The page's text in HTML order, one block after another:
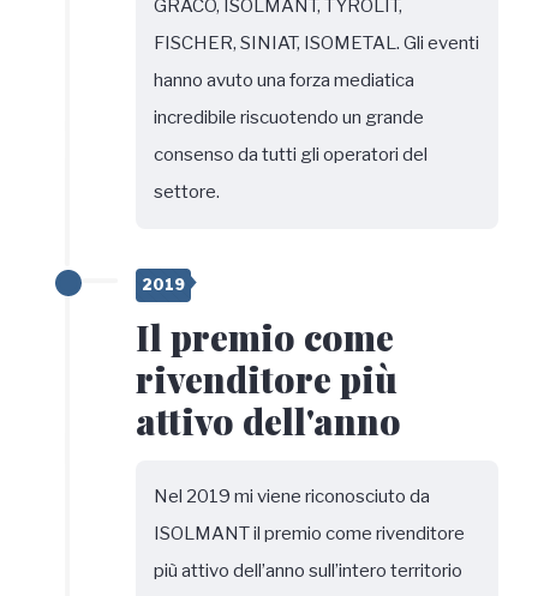
GRACO, ISOLMANT, TYROLIT,
FISCHER, SINIAT, ISOMETAL. Gli eventi
hanno avuto una forza mediatica
incredibile riscuotendo un grande
consenso da tutti gli operatori del
settore.
2019
Il premio come
rivenditore più
attivo dell'anno
Nel 2019 mi viene riconosciuto da
ISOLMANT il premio come rivenditore
più attivo dell’anno sull’intero territorio